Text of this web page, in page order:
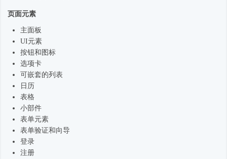
页面元素
主面板
UI元素
按钮和图标
选项卡
可嵌套的列表
日历
表格
小部件
表单元素
表单验证和向导
登录
注册